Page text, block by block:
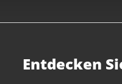
Entdecken